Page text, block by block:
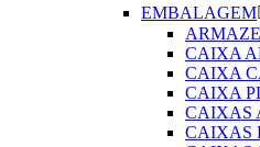
EMBALAGEM
CAIXA
CAIXA
CAIXA
CAIXAS
CAIXAS